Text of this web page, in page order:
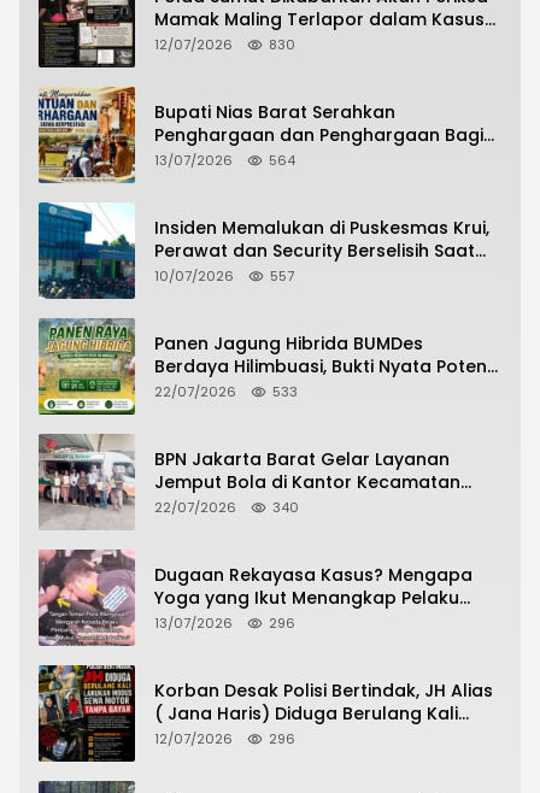
Mamak Maling Terlapor dalam Kasus
Dugaan Penipuan Bermodus Surat
12/07/2026 830
Bupati Nias Barat Serahkan
Penghargaan dan Penghargaan Bagi
Siswa Berprestasi Pada Pembukaan TA
13/07/2026 564
Insiden Memalukan di Puskesmas Krui,
Perawat dan Security Berselisih Saat
Pelayanan Pasien Berlangsung
10/07/2026 557
Panen Jagung Hibrida BUMDes
Berdaya Hilimbuasi, Bukti Nyata Potensi
Pertanian Desa
22/07/2026 533
BPN Jakarta Barat Gelar Layanan
Jemput Bola di Kantor Kecamatan
Grogol Petamburan, Warga Antusias
22/07/2026 340
Dugaan Rekayasa Kasus? Mengapa
Yoga yang Ikut Menangkap Pelaku
Pencurian Toko Ponsel di Pancur Batu
13/07/2026 296
Korban Desak Polisi Bertindak, JH Alias
( Jana Haris) Diduga Berulang Kali
Lakukan Modus Sewa Motor Tanpa
12/07/2026 296